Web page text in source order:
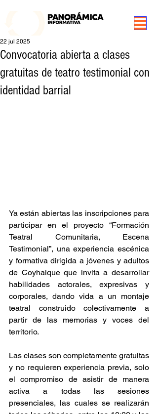
Convocatoria abierta a clases
gratuitas de teatro testimonial con
identidad barrial
22 jul 2025
Ya están abiertas las inscripciones para
participar en el proyecto “Formación
Teatral Comunitaria, Escena
Testimonial”, una experiencia escénica
y formativa dirigida a jóvenes y adultos
de Coyhaique que invita a desarrollar
habilidades actorales, expresivas y
corporales, dando vida a un montaje
teatral construido colectivamente a
partir de las memorias y voces del
territorio.
Las clases son completamente gratuitas
y no requieren experiencia previa, solo
el compromiso de asistir de manera
activa a todas las sesiones
presenciales, las cuales se realizarán